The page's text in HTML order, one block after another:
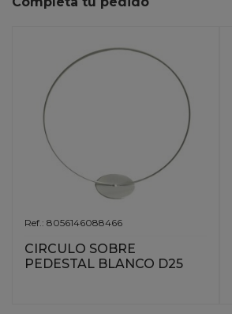
Ref.: 8056146088466
CIRCULO SOBRE
PEDESTAL BLANCO D25